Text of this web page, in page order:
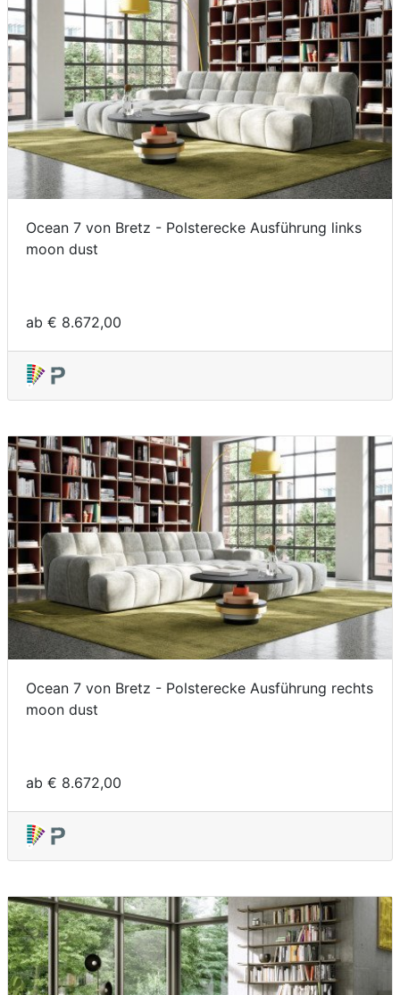
Ocean 7 von Bretz - Polsterecke Ausführung links
moon dust
ab € 8.672,00
Ocean 7 von Bretz - Polsterecke Ausführung rechts
moon dust
ab € 8.672,00